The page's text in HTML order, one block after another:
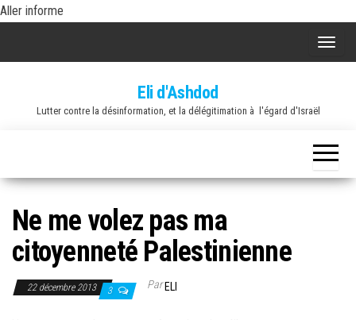
Aller informe
A
h
e
Eli d'Ashdod
Lutter contre la désinformation, et la délégitimation à l'égard d'Israël
Ne me volez pas ma
citoyenneté Palestinienne
22 décembre 2013 3 ParELI